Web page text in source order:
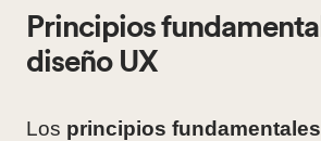
Principios
diseño UX
Los principios fundamentales